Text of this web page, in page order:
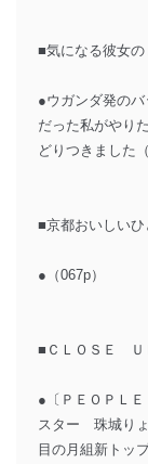
■気になる彼女の
●ウガンダ発の
だった私がやり
どりつきました（
■京都おいしいひ
●（067p）
■ＣＬＯＳＥ Ｕ
●〔ＰＥＯＰＬ
スター 珠城り
目の月組新トッ